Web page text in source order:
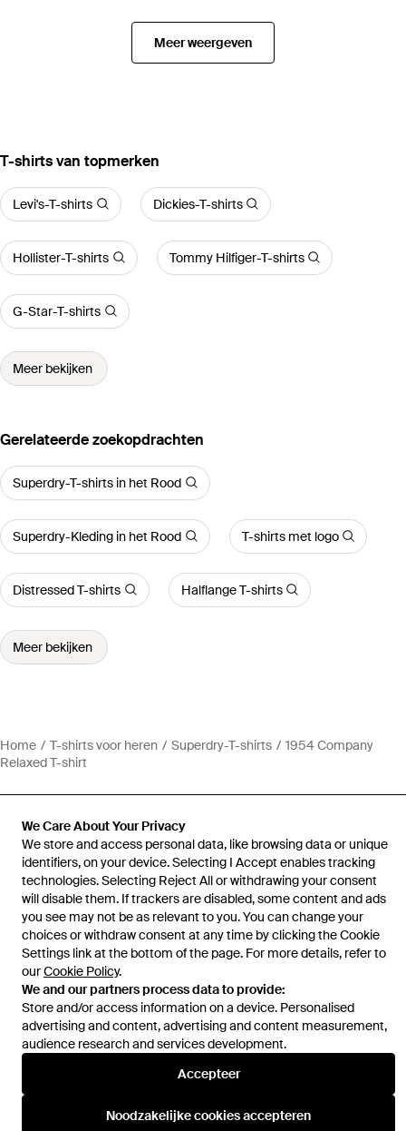
We Care About Your Privacy
We store and access personal data, like browsing data or unique
identifiers, on your device. Selecting I Accept enables tracking
technologies. Selecting Reject All or withdrawing your consent
will disable them. If trackers are disabled, some content and ads
you see may not be as relevant to you. You can change your
choices or withdraw consent at any time by clicking the Cookie
Settings link at the bottom of the page. For more details, refer to
ourCookie Policy.
We and our partners process data to provide:
Store and/or access information on a device. Personalised
advertising and content, advertising and content measurement,
audience research and services development.
Accepteer
Noodzakelijke cookies accepteren
Meer weergeven
‪T-shirts‬ van topmerken
Levi's-T-shirts Dickies-T-shirts
Hollister-T-shirts Tommy Hilfiger-T-shirts
G-Star-T-shirts
Meer bekijken
Gerelateerde zoekopdrachten
Superdry-T-shirts in het Rood
Superdry-Kleding in het Rood T-shirts met logo
Distressed T-shirts Halflange T-shirts
Meer bekijken
Home T-shirts voor heren Superdry-T-shirts
1954 Company
Relaxed T-shirt
Hulp en informatie